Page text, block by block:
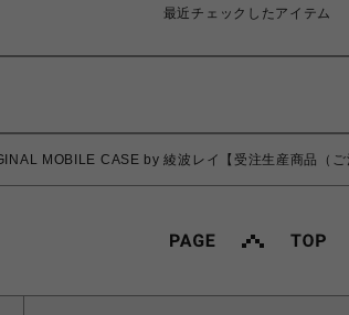
最近チェックしたアイテム
MOBILE CASE by 綾波レイ【受注生産商品（ご